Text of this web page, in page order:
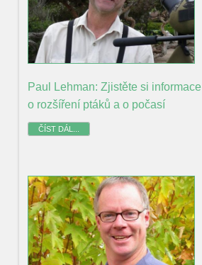
Paul Lehman: Zjistěte si informace
o rozšíření ptáků a o počasí
ČÍST DÁL...